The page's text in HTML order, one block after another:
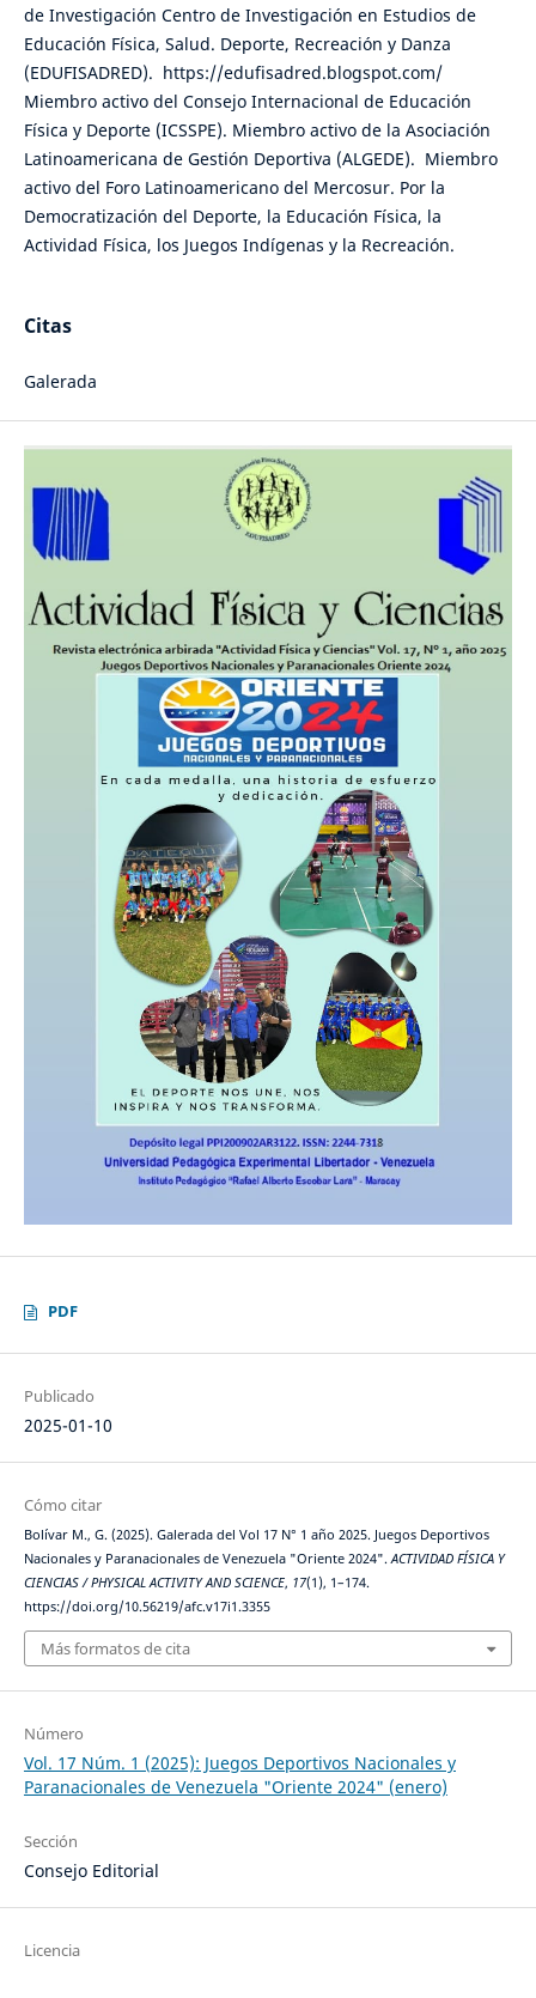
de Investigación Centro de Investigación en Estudios de
Educación Física, Salud. Deporte, Recreación y Danza
(EDUFISADRED). https://edufisadred.blogspot.com/
Miembro activo del Consejo Internacional de Educación
Física y Deporte (ICSSPE). Miembro activo de la Asociación
Latinoamericana de Gestión Deportiva (ALGEDE). Miembro
activo del Foro Latinoamericano del Mercosur. Por la
Democratización del Deporte, la Educación Física, la
Actividad Física, los Juegos Indígenas y la Recreación.
Citas
Galerada
PDF
Publicado
2025-01-10
Cómo citar
Bolívar M., G. (2025). Galerada del Vol 17 N° 1 año 2025. Juegos Deportivos
Nacionales y Paranacionales de Venezuela "Oriente 2024". ACTIVIDAD FÍSICA Y
CIENCIAS / PHYSICAL ACTIVITY AND SCIENCE, 17(1), 1–174.
https://doi.org/10.56219/afc.v17i1.3355
Más formatos de cita
Número
Vol. 17 Núm. 1 (2025): Juegos Deportivos Nacionales y
Paranacionales de Venezuela "Oriente 2024" (enero)
Sección
Consejo Editorial
Licencia